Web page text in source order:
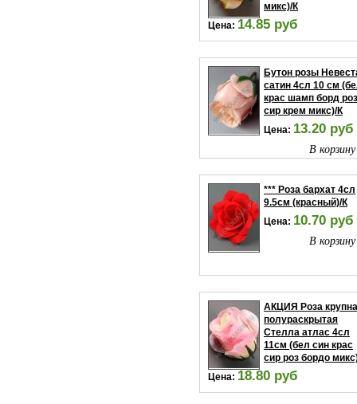
микс)/К
Цена: 14.85 руб
В
Бутон розы
сатин 4сл 10 см
крас шамп борд роз
сир крем микс)/К
Цена: 13.20 руб
В
*** Роза бархат 4сл
9.5см (красный)/К
Цена: 10.70 руб
В
АКЦИЯ Роза
полураскрытая
Стелла атлас 4сл
11см (бел син крас
сир роз бордо
Цена: 18.80 руб
В